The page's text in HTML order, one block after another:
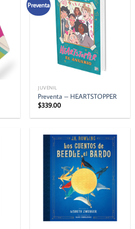
Preventa
JUVENIL
Preventa – HEARTSTOPPER
$339.00